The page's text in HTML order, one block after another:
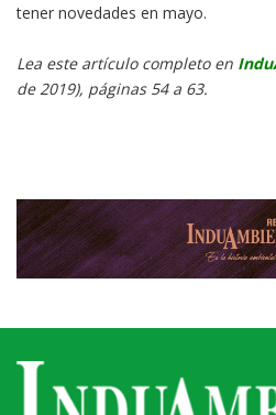
tener novedades en mayo.
Lea este artículo completo en
de 2019), páginas 54 a 63.